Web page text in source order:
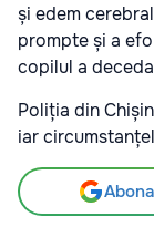
și edem
prompte și a
copilul a
Poliția din
iar